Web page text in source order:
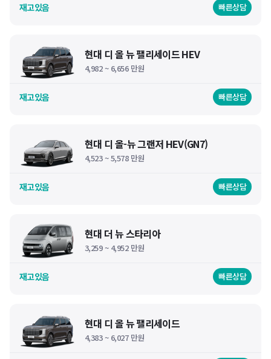
재고있음 빠른상담
현대 디 올 뉴 팰리세이드 HEV
4,982 ~ 6,656 만원
재고있음 빠른상담
현대 디 올-뉴 그랜저 HEV(GN7)
4,523 ~ 5,578 만원
재고있음 빠른상담
현대 더 뉴 스타리아
3,259 ~ 4,952 만원
재고있음 빠른상담
현대 디 올 뉴 팰리세이드
4,383 ~ 6,027 만원